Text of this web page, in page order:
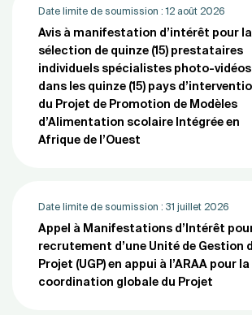
Date limite de soumission :12 août 2026
Avis à manifestation d’intérêt pour la
sélection de quinze (15) prestataires
individuels spécialistes photo-vidéos
dans les quinze (15) pays
du Projet de Promotion de Modèles
d’Alimentation scolaire Intégrée en
Afrique de l’Ouest
Date limite de soumission : 31 juillet 2026
Appel à Manifestations d’Intérêt
recrutement d’une Unité de Gestion
Projet (UGP) en appui à l’ARAA pour la
coordination globale du Projet